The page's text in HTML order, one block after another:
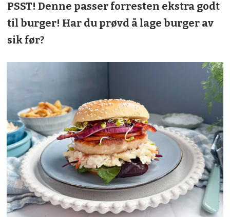
PSST! Denne passer forresten ekstra godt
til burger! Har du prøvd å lage burger av
sik før?